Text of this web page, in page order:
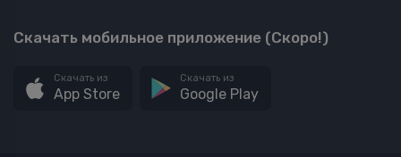
Скачать мобильное приложение (Скоро!)
Скачать из
App Store
Скачать из
Google Play